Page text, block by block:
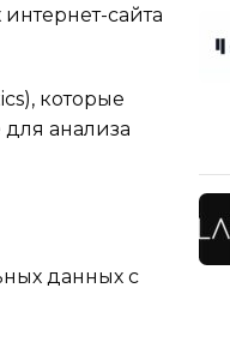
сайта
которые
анализа
данных с